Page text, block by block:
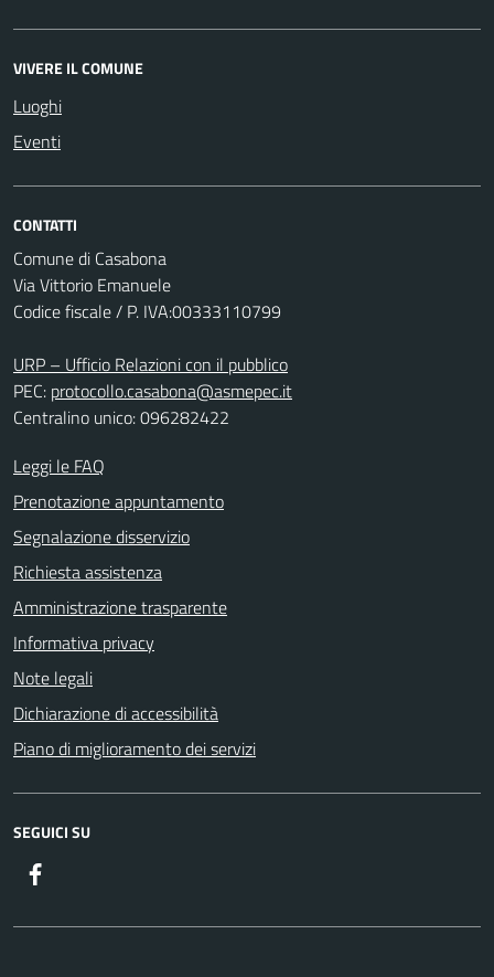
VIVERE IL COMUNE
Luoghi
Eventi
CONTATTI
Comune di Casabona
Via Vittorio Emanuele
Codice fiscale / P. IVA:00333110799
URP – Ufficio Relazioni con il pubblico
PEC: protocollo.casabona@asmepec.it
Centralino unico: 096282422
Leggi le FAQ
Prenotazione appuntamento
Segnalazione disservizio
Richiesta assistenza
Amministrazione trasparente
Informativa privacy
Note legali
Dichiarazione di accessibilità
Piano di miglioramento dei servizi
SEGUICI SU